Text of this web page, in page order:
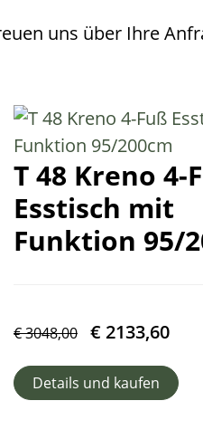
uns über Ihre
T 48 Kreno 4-
Esstisch mit
Funktion 95/
€3048,00 € 2133,60
Details und kaufen